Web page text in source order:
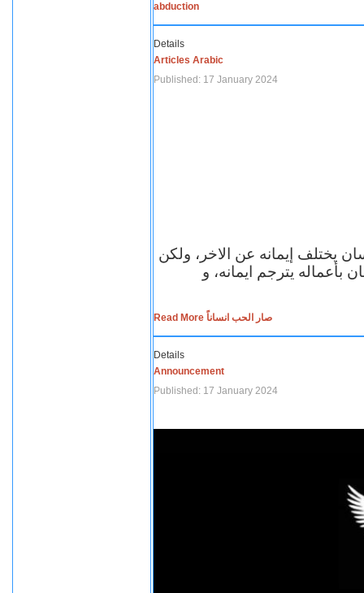
abduction
Details
Articles Arabic
Published: 17 January 2024
يختلف إيمانه عن الاخر، ولكن
بأعماله يترجم ايمانه، و
Read More صار الحب انساناً
Details
Announcement
Published: 17 January 2024